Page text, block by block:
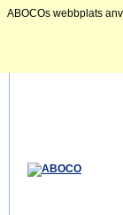
ABOCOs webbplats